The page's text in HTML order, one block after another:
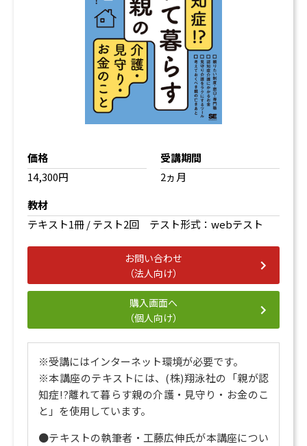
価格
14,300円
受講期間
2ヵ月
教材
テキスト1冊 / テスト2回 テスト形式：webテスト
お問い合わせ
（法人向け）
購入画面へ
（個人向け）
※受講にはインターネット環境が必要です。
※本講座のテキストには、(株)翔泳社の「親が認
知症!?離れて暮らす親の介護・見守り・お金のこ
と」を使用しています。
●テキストの執筆者・工藤広伸氏が本講座につい